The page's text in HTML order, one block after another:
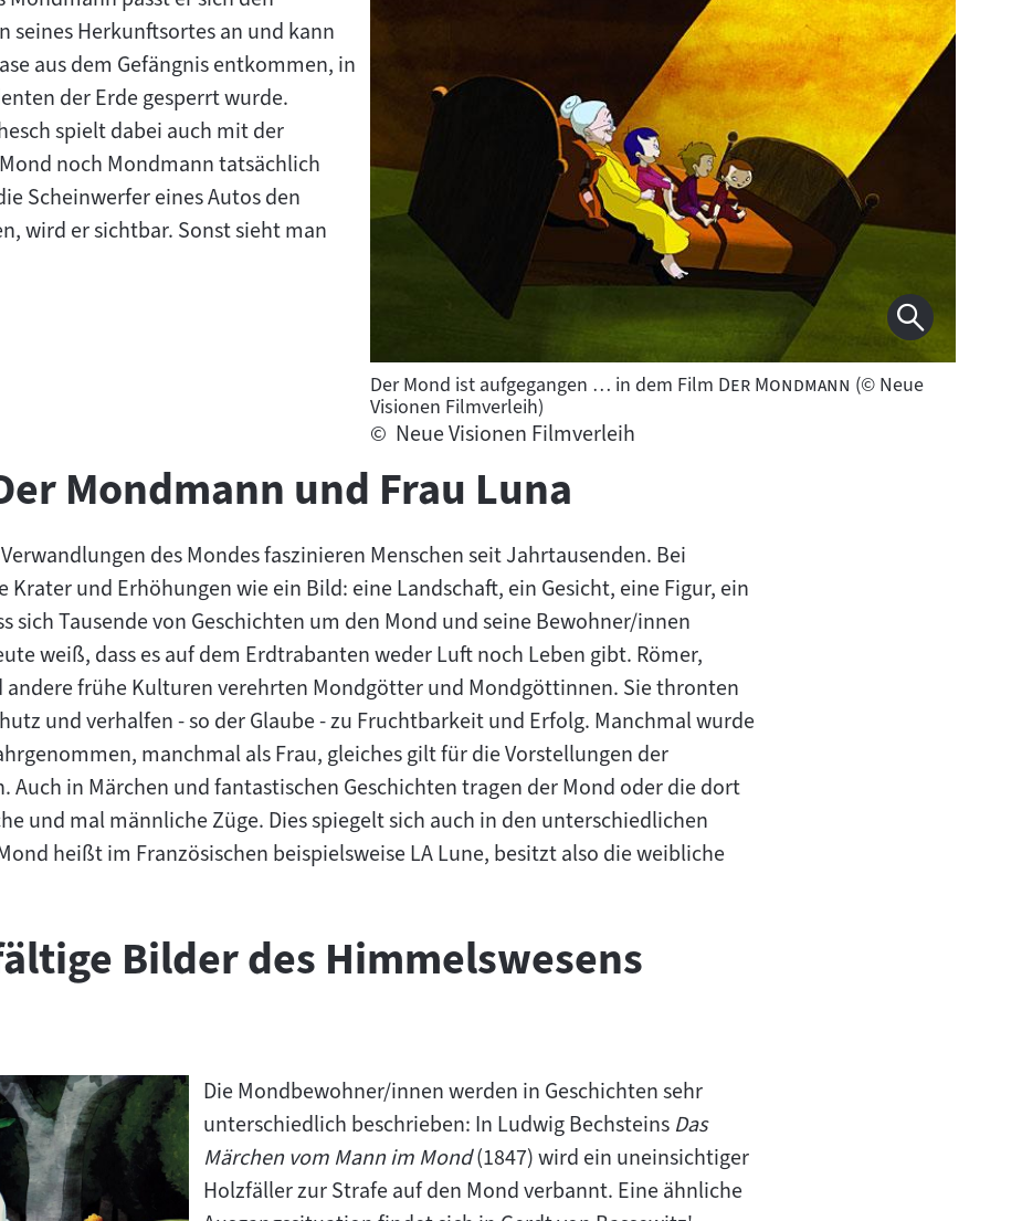
Der Mond ist aufgegangen … in dem Film "
Der Mondmann "(© Neue
Visionen Filmverleih)
© Neue Visionen Filmverleih
seines Herkunftsortes an und kann
aus dem Gefängnis entkommen, in
der Erde gesperrt wurde.
spielt dabei auch mit der
noch Mondmann tatsächlich
Scheinwerfer eines Autos den
wird er sichtbar. Sonst sieht man
Mondmann und Frau Luna
des Mondes faszinieren Menschen seit Jahrtausenden. Bei
Krater und Erhöhungen wie ein Bild: eine Landschaft, ein Gesicht, eine Figur, ein
sich Tausende von Geschichten um den Mond und seine Bewohner/innen
weiß, dass es auf dem Erdtrabanten weder Luft noch Leben gibt. Römer,
andere frühe Kulturen verehrten Mondgötter und Mondgöttinnen. Sie thronten
und verhalfen - so der Glaube - zu Fruchtbarkeit und Erfolg. Manchmal wurde
manchmal als Frau, gleiches gilt für die Vorstellungen der
Auch in Märchen und fantastischen Geschichten tragen der Mond oder die dort
und mal männliche Züge. Dies spiegelt sich auch in den unterschiedlichen
heißt im Französischen beispielsweise LA Lune, besitzt also die weibliche
Bilder des Himmelswesens
Die Mondbewohner/innen werden in Geschichten sehr
unterschiedlich beschrieben: In Ludwig Bechsteins Das
Märchen vom Mann im Mond(1847) wird ein uneinsichtiger
Holzfäller zur Strafe auf den Mond verbannt. Eine ähnliche